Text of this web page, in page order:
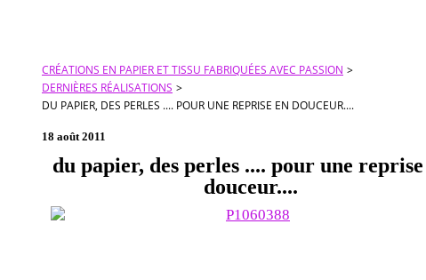
CRÉATIONS EN PAPIER ET TISSU FABRIQUÉES AVEC PASSION >
DERNIÈRES RÉALISATIONS >
DU PAPIER, DES PERLES .... POUR UNE REPRISE EN DOUCEUR....
18 août 2011
du papier, des perles .... pour une reprise
douceur....